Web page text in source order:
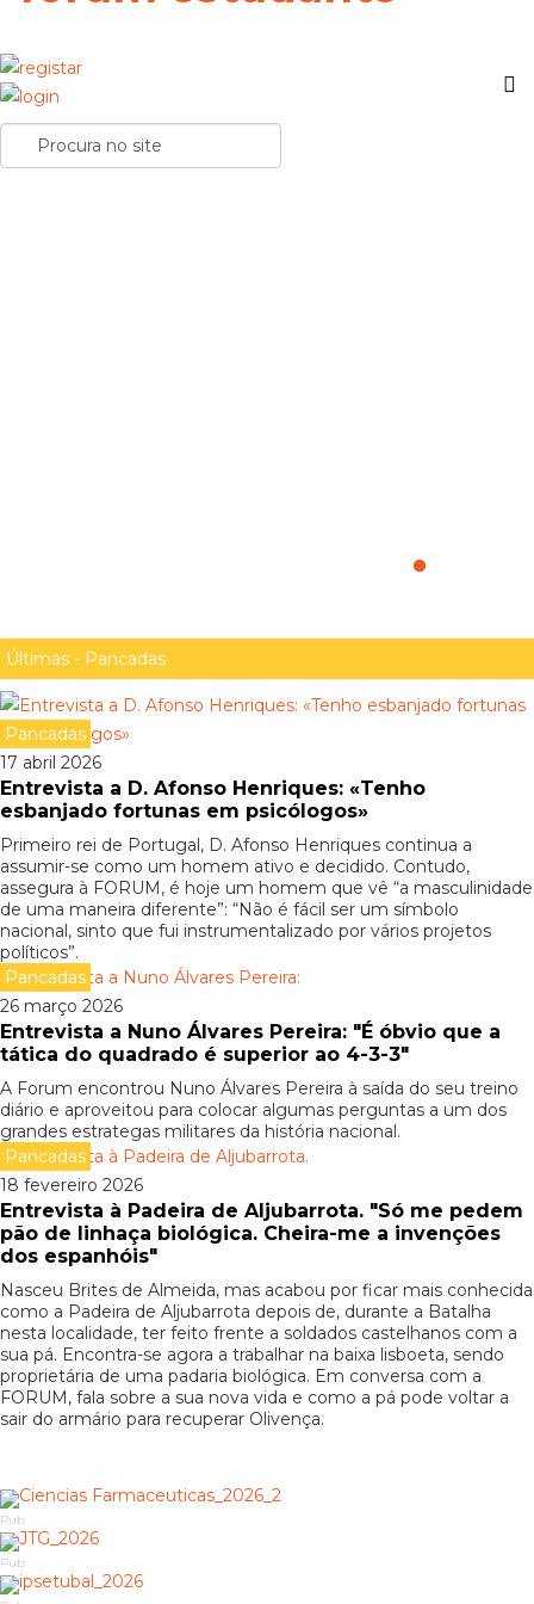
Últimas - Pancadas
Pancadas
17 abril 2026
Entrevista a D. Afonso Henriques: «Tenho
esbanjado fortunas em psicólogos»
Primeiro rei de Portugal, D. Afonso Henriques continua a
assumir-se como um homem ativo e decidido. Contudo,
assegura à FORUM, é hoje um homem que vê “a masculinidade
de uma maneira diferente”: “Não é fácil ser um símbolo
nacional, sinto que fui instrumentalizado por vários projetos
políticos”.
Pancadas
26 março 2026
Entrevista a Nuno Álvares Pereira: "É óbvio que a
tática do quadrado é superior ao 4-3-3"
A Forum encontrou Nuno Álvares Pereira à saída do seu treino
diário e aproveitou para colocar algumas perguntas a um dos
grandes estrategas militares da história nacional.
Pancadas
18 fevereiro 2026
Entrevista à Padeira de Aljubarrota. "Só me pedem
pão de linhaça biológica. Cheira-me a invenções
dos espanhóis"
Nasceu Brites de Almeida, mas acabou por ficar mais conhecida
como a Padeira de Aljubarrota depois de, durante a Batalha
nesta localidade, ter feito frente a soldados castelhanos com a
sua pá. Encontra-se agora a trabalhar na baixa lisboeta, sendo
proprietária de uma padaria biológica. Em conversa com a
FORUM, fala sobre a sua nova vida e como a pá pode voltar a
sair do armário para recuperar Olivença.
Pub
Pub